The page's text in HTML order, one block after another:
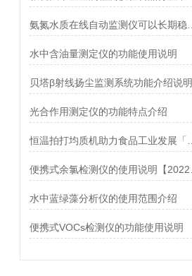
水中含油量测定仪的功能使用说明
贝塔β射线扬尘监测系统功能介绍说明
光合作用测定仪的功能特点介绍
水中蓝绿藻分析仪的使用范围介绍
便携式VOCs检测仪的功能使用说明